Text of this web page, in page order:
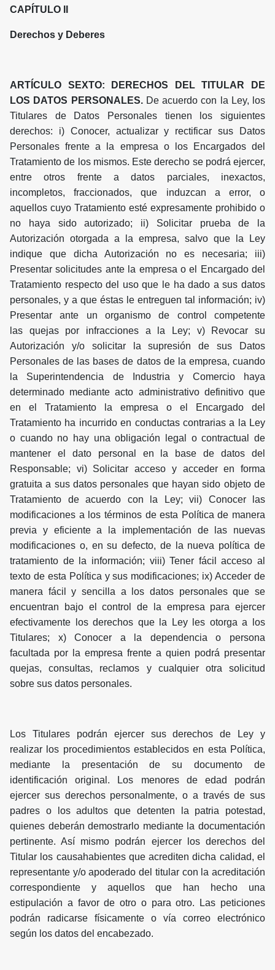
CAPÍTULO II
Derechos y Deberes
ARTÍCULO SEXTO: DERECHOS DEL TITULAR DE
LOS DATOS PERSONALES.De acuerdo con la Ley, los
Titulares de Datos Personales tienen los siguientes
derechos: i) Conocer, actualizar y rectificar sus Datos
Personales frente a la empresa o los Encargados del
Tratamiento de los mismos. Este derecho se podrá ejercer,
entre otros frente a datos parciales, inexactos,
incompletos, fraccionados, que induzcan a error, o
aquellos cuyo Tratamiento esté expresamente prohibido o
no haya sido autorizado; ii) Solicitar prueba de la
Autorización otorgada a la empresa, salvo que la Ley
indique que dicha Autorización no es necesaria; iii)
Presentar solicitudes ante la empresa o el Encargado del
Tratamiento respecto del uso que le ha dado a sus datos
personales, y a que éstas le entreguen tal información; iv)
Presentar ante un organismo de control competente
las quejas por infracciones a la Ley; v) Revocar su
Autorización y/o solicitar la supresión de sus Datos
Personales de las bases de datos de la empresa, cuando
la Superintendencia de Industria y Comercio haya
determinado mediante acto administrativo definitivo que
en el Tratamiento la empresa o el Encargado del
Tratamiento ha incurrido en conductas contrarias a la Ley
o cuando no hay una obligación legal o contractual de
mantener el dato personal en la base de datos del
Responsable; vi) Solicitar acceso y acceder en forma
gratuita a sus datos personales que hayan sido objeto de
Tratamiento de acuerdo con la Ley; vii) Conocer las
modificaciones a los términos de esta Política de manera
previa y eficiente a la implementación de las nuevas
modificaciones o, en su defecto, de la nueva política de
tratamiento de la información; viii) Tener fácil acceso al
texto de esta Política y sus modificaciones; ix) Acceder de
manera fácil y sencilla a los datos personales que se
encuentran bajo el control de la empresa para ejercer
efectivamente los derechos que la Ley les otorga a los
Titulares; x) Conocer a la dependencia o persona
facultada por la empresa frente a quien podrá presentar
quejas, consultas, reclamos y cualquier otra solicitud
sobre sus datos personales.
Los Titulares podrán ejercer sus derechos de Ley y
realizar los procedimientos establecidos en esta Política,
mediante la presentación de su documento de
identificación original. Los menores de edad podrán
ejercer sus derechos personalmente, o a través de sus
padres o los adultos que detenten la patria potestad,
quienes deberán demostrarlo mediante la documentación
pertinente. Así mismo podrán ejercer los derechos del
Titular los causahabientes que acrediten dicha calidad, el
representante y/o apoderado del titular con la acreditación
correspondiente y aquellos que han hecho una
estipulación a favor de otro o para otro. Las peticiones
podrán radicarse físicamente o vía correo electrónico
según los datos del encabezado.